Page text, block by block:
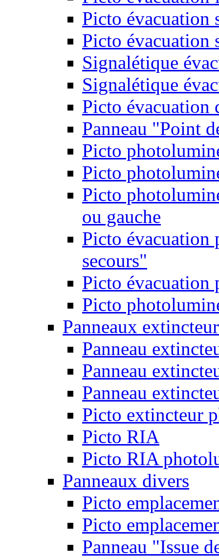
Picto évacuation
Picto évacuation
Signalétique
Signalétique
Picto évacuation
Panneau "Point
Picto
Picto
Picto
ou gauche
Picto évacuation
secours"
Picto évacuation
Picto
Panneaux
Panneau
Panneau
Panneau
Picto extincteur
Picto RIA
Picto RIA
Panneaux divers
Picto
Picto
Panneau "Issue